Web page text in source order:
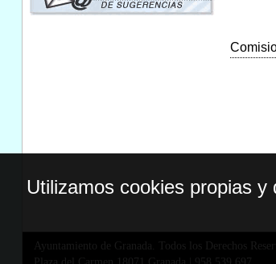
Ayuntamiento de Granada. Todos los Derechos
Utilizamos cookies propias